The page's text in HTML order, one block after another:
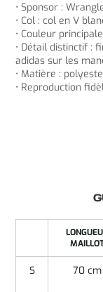
• Sponsor :
• Col : col en V
• Couleur
• Détail distinctif :
adidas sur les
• Matière :
• Reproduction
S 70 cm